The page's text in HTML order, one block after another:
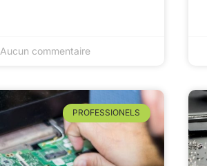
Aucun commentaire
PROFESSIONELS